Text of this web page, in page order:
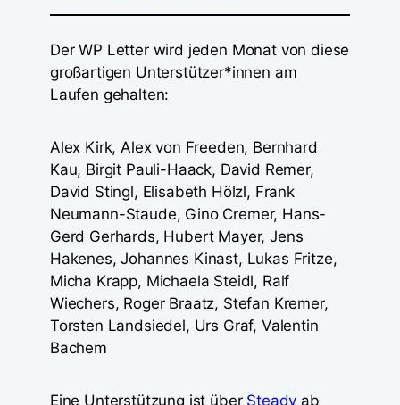
Der WP Letter wird jeden Monat von diese
großartigen Unterstützer*innen am
Laufen gehalten:
Alex Kirk, Alex von Freeden, Bernhard
Kau, Birgit Pauli-Haack, David Remer,
David Stingl, Elisabeth Hölzl, Frank
Neumann-Staude, Gino Cremer, Hans-
Gerd Gerhards, Hubert Mayer, Jens
Hakenes, Johannes Kinast, Lukas Fritze,
Micha Krapp, Michaela Steidl, Ralf
Wiechers, Roger Braatz, Stefan Kremer,
Torsten Landsiedel, Urs Graf, Valentin
Bachem
Eine Unterstützung ist über Steady ab